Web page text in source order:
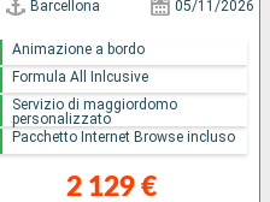
Barcellona 05/11/2026
2 129 €
Animazione a bordo
Formula All Inlcusive
Servizio di maggiordomo
personalizzato
Pacchetto Internet Browse incluso